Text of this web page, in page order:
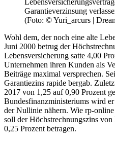
Garantieverzinsung
(Foto: © Yuri_arcurs |
Wohl dem, der noch eine alte
Juni 2000 betrug der
Lebensversicherung satte 4,00
Unternehmen ihren Kunden als
Beiträge maximal versprechen.
Garantiezins rapide bergab.
2017 von 1,25 auf 0,90 Prozent
Bundesfinanzministeriums wird
der Nullinie nähern. Wie rp-
soll der Höchstrechnungszins
0,25 Prozent betragen.